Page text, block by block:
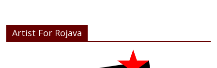
Artist For Rojava